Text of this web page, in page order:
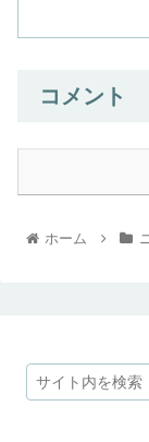
コメント
ホーム